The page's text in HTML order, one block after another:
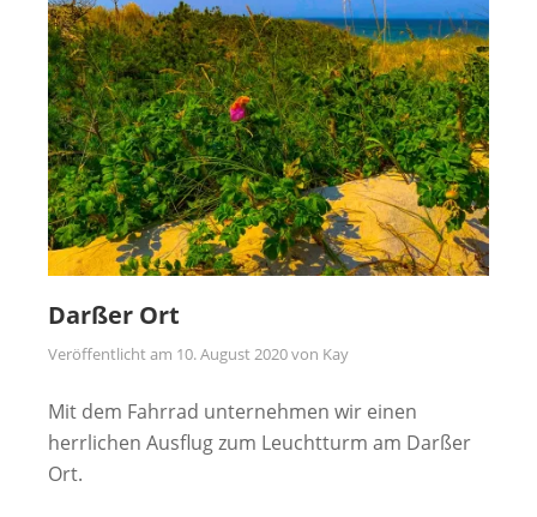
Darßer Ort
Veröffentlicht am 10. August 2020von Kay
Mit dem Fahrrad unternehmen wir einen
herrlichen Ausflug zum Leuchtturm am Darßer
Ort.